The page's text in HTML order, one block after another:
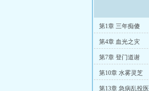
第1章 三年痴傻
第4章 血光之灾
第7章 登门道谢
第10章 水雾灵芝
第13章 急病乱投医